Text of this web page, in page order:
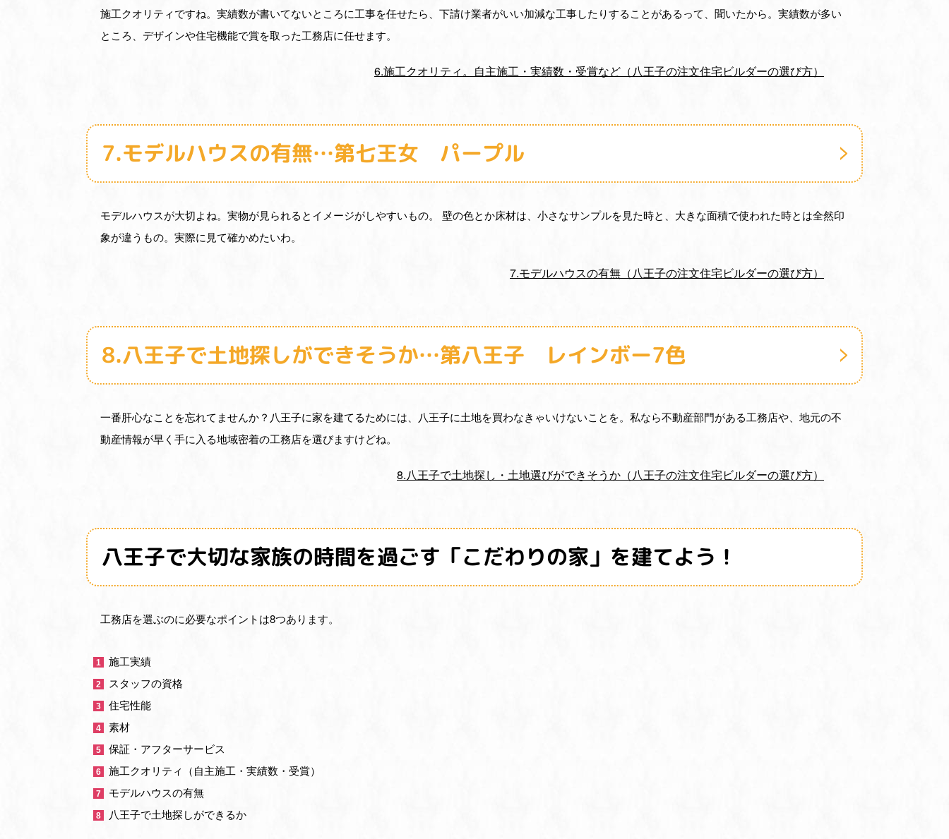
施工クオリティですね。実績数が書いてないところに工事を任せたら、下請け業者がいい加減な工事したりすることがあるって、聞いたから。実績数が多い
ところ、デザインや住宅機能で賞を取った工務店に任せます。
6.施工クオリティ。自主施工・実績数・受賞など（八王子の注文住宅ビルダーの選び方）
7.モデルハウスの有無…第七王女 パープル
モデルハウスが大切よね。実物が見られるとイメージがしやすいもの。 壁の色とか床材は、小さなサンプルを見た時と、大きな面積で使われた時とは全然印
象が違うもの。実際に見て確かめたいわ。
7.モデルハウスの有無（八王子の注文住宅ビルダーの選び方）
8.八王子で土地探しができそうか…第八王子 レインボー7色
一番肝心なことを忘れてませんか？八王子に家を建てるためには、八王子に土地を買わなきゃいけないことを。私なら不動産部門がある工務店や、地元の不
動産情報が早く手に入る地域密着の工務店を選びますけどね。
8.八王子で土地探し・土地選びができそうか（八王子の注文住宅ビルダーの選び方）
八王子で大切な家族の時間を過ごす「こだわりの家」を建てよう！
工務店を選ぶのに必要なポイントは8つあります。
施工実績
スタッフの資格
住宅性能
素材
保証・アフターサービス
施工クオリティ（自主施工・実績数・受賞）
モデルハウスの有無
八王子で土地探しができるか